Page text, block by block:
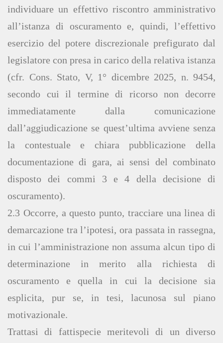
individuare un effettivo riscontro amministrativo
all’istanza di oscuramento e, quindi, l’effettivo
esercizio del potere discrezionale prefigurato dal
legislatore con presa in carico della relativa istanza
(cfr. Cons. Stato, V, 1° dicembre 2025, n. 9454,
secondo cui il termine di ricorso non decorre
immediatamente dalla comunicazione
dall’aggiudicazione se quest’ultima avviene senza
la contestuale e chiara pubblicazione della
documentazione di gara, ai sensi del combinato
disposto dei commi 3 e 4 della decisione di
oscuramento).
2.3 Occorre, a questo punto, tracciare una linea di
demarcazione tra l’ipotesi, ora passata in rassegna,
in cui l’amministrazione non assuma alcun tipo di
determinazione in merito alla richiesta di
oscuramento e quella in cui la decisione sia
esplicita, pur se, in tesi, lacunosa sul piano
motivazionale.
Trattasi di fattispecie meritevoli di un diverso